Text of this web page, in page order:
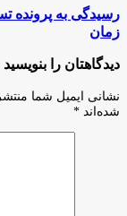
۱۹
تا
اردیبهشت
برگزار
خواهد
رسیدگی
به
پرونده
تسهیلات
اعضا
صندوق
اعتباری
هنر
رسیدگی به پرونده
زمان
دیدگاهتان را بنویسید
نشانی ایمیل شما
شده‌اند *